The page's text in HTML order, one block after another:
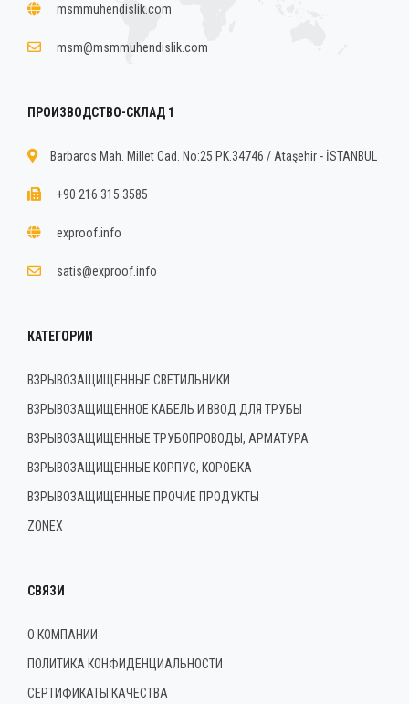
msmmuhendislik.com
msm@msmmuhendislik.com
ПРОИЗВОДСТВО-СКЛАД 1
Barbaros Mah. Millet Cad. No:25 PK.34746 / Ataşehir - İSTANBUL
+90 216 315 3585
exproof.info
satis@exproof.info
КАТЕГОРИИ
ВЗРЫВОЗАЩИЩЕННЫЕ СВЕТИЛЬНИКИ
ВЗРЫВОЗАЩИЩЕННОЕ КАБЕЛЬ И ВВОД ДЛЯ ТРУБЫ
ВЗРЫВОЗАЩИЩЕННЫЕ ТРУБОПРОВОДЫ, АРМАТУРА
ВЗРЫВОЗАЩИЩЕННЫЕ КОРПУС, КОРОБКА
ВЗРЫВОЗАЩИЩЕННЫЕ ПРОЧИЕ ПРОДУКТЫ
ZONEX
СВЯЗИ
О КОМПАНИИ
ПОЛИТИКА КОНФИДЕНЦИАЛЬНОСТИ
СЕРТИФИКАТЫ КАЧЕСТВА